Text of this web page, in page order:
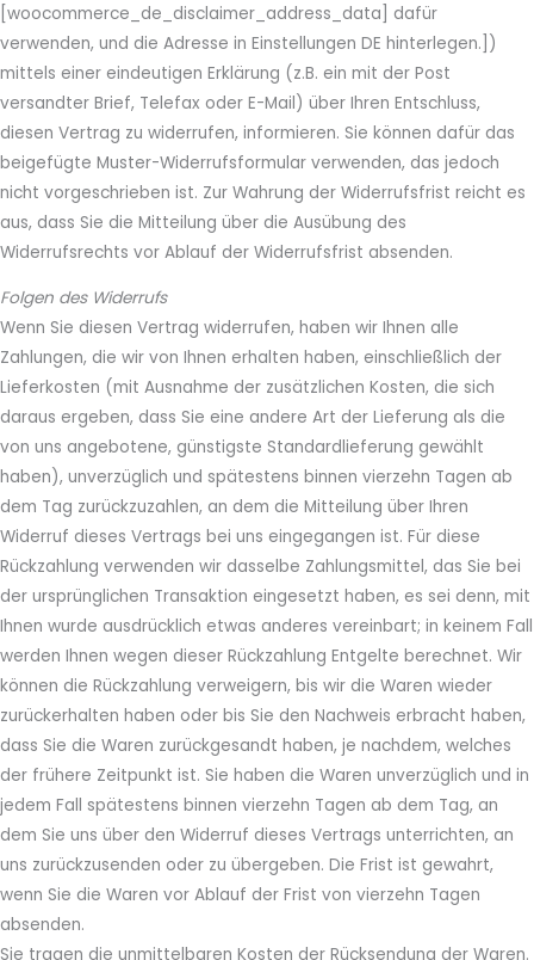
[woocommerce_de_disclaimer_address_data] dafür
verwenden, und die Adresse in Einstellungen DE hinterlegen.])
mittels einer eindeutigen Erklärung (z.B. ein mit der Post
versandter Brief, Telefax oder E-Mail) über Ihren Entschluss,
diesen Vertrag zu widerrufen, informieren. Sie können dafür das
beigefügte Muster-Widerrufsformular verwenden, das jedoch
nicht vorgeschrieben ist. Zur Wahrung der Widerrufsfrist reicht es
aus, dass Sie die Mitteilung über die Ausübung des
Widerrufsrechts vor Ablauf der Widerrufsfrist absenden.
Folgen des Widerrufs
Wenn Sie diesen Vertrag widerrufen, haben wir Ihnen alle
Zahlungen, die wir von Ihnen erhalten haben, einschließlich der
Lieferkosten (mit Ausnahme der zusätzlichen Kosten, die sich
daraus ergeben, dass Sie eine andere Art der Lieferung als die
von uns angebotene, günstigste Standardlieferung gewählt
haben), unverzüglich und spätestens binnen vierzehn Tagen ab
dem Tag zurückzuzahlen, an dem die Mitteilung über Ihren
Widerruf dieses Vertrags bei uns eingegangen ist. Für diese
Rückzahlung verwenden wir dasselbe Zahlungsmittel, das Sie bei
der ursprünglichen Transaktion eingesetzt haben, es sei denn, mit
Ihnen wurde ausdrücklich etwas anderes vereinbart; in keinem Fall
werden Ihnen wegen dieser Rückzahlung Entgelte berechnet. Wir
können die Rückzahlung verweigern, bis wir die Waren wieder
zurückerhalten haben oder bis Sie den Nachweis erbracht haben,
dass Sie die Waren zurückgesandt haben, je nachdem, welches
der frühere Zeitpunkt ist. Sie haben die Waren unverzüglich und in
jedem Fall spätestens binnen vierzehn Tagen ab dem Tag, an
dem Sie uns über den Widerruf dieses Vertrags unterrichten, an
uns zurückzusenden oder zu übergeben. Die Frist ist gewahrt,
wenn Sie die Waren vor Ablauf der Frist von vierzehn Tagen
absenden.
Sie tragen die unmittelbaren Kosten der Rücksendung der Waren.